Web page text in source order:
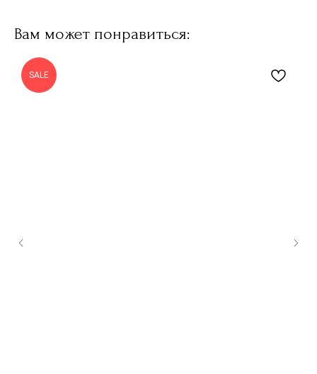
Вам может понравиться:
SALE